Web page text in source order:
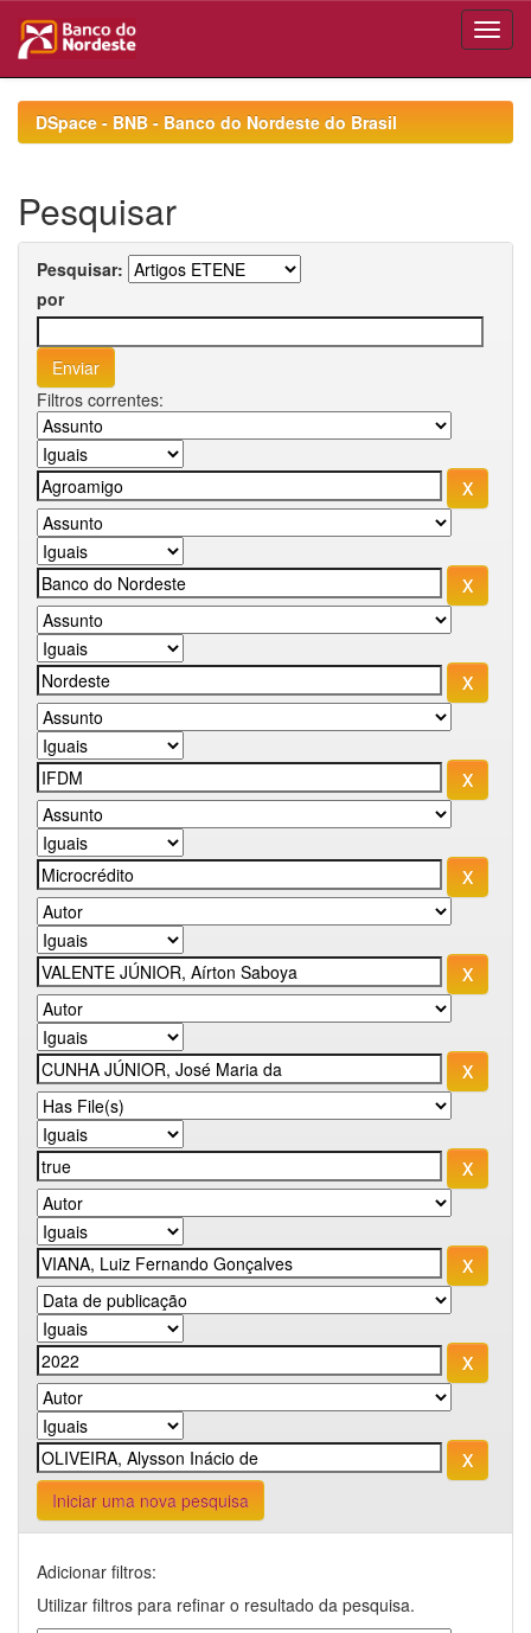
navigationDSpace - BNB - Banco do Nordeste do Brasil
Pesquisar
Pesquisar:
por
Filtros correntes:
Iniciar uma nova pesquisa
Adicionar filtros:
Utilizar filtros para refinar o resultado da pesquisa.